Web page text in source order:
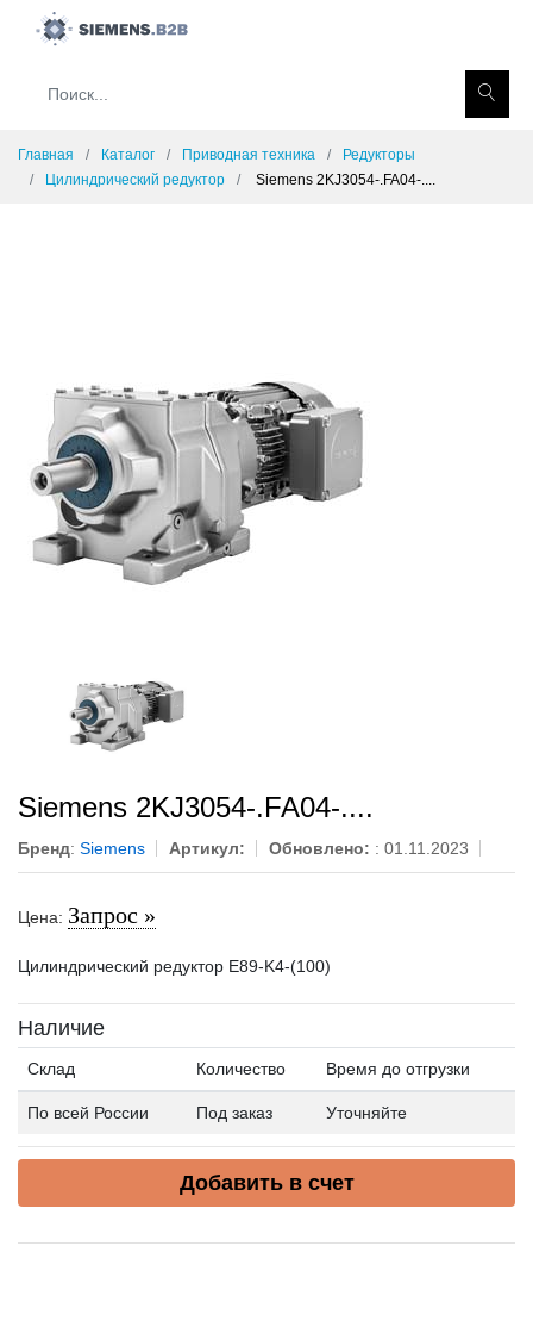
Главная Каталог Приводная техника
Редукторы
Цилиндрический редуктор
Siemens 2KJ3054-.FA04-....
Siemens 2KJ3054-.FA04-....
Бренд: Siemens Артикул: Обновлено: : 01.11.2023
Цена: Запрос »
Цилиндрический редуктор E89-K4-(100)
Наличие
Склад Количество Время до отгрузки
По всей России Под заказ Уточняйте
Добавить в счет